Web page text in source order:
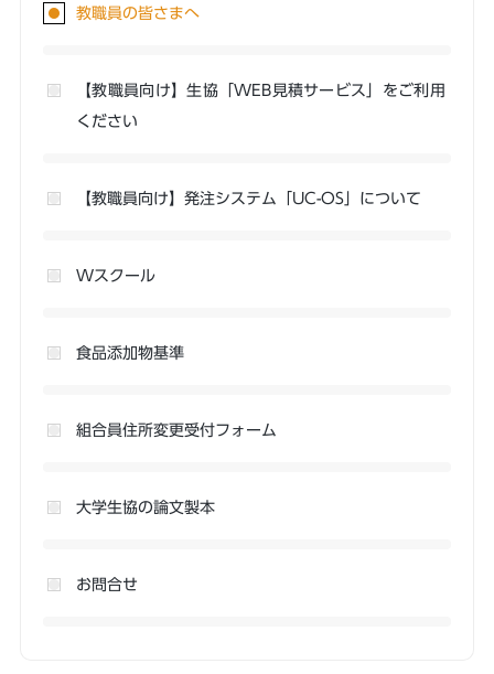
教職員の皆さまへ
【教職員向け】生協「WEB見積サービス」をご利用
ください
【教職員向け】発注システム「UC-OS」について
Wスクール
食品添加物基準
組合員住所変更受付フォーム
大学生協の論文製本
お問合せ